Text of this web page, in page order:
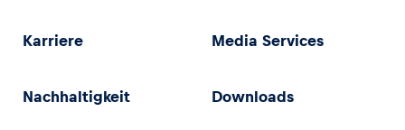
Karriere Media Services
Nachhaltigkeit Downloads